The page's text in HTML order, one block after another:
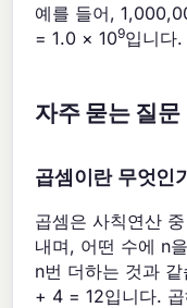
예를 들어,
= 1.0 × 109입니다.
자주 묻는 질문
곱셈이란 무엇인
곱셈은 사칙연산
내며, 어떤 수에 n
n번 더하는 것과
+ 4 = 12입니다.